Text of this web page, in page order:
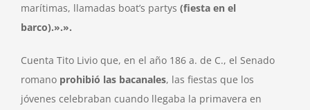
marítimas, llamadas boat’s partys (fiesta en el
barco).».».
Cuenta Tito Livio que, en el año 186 a. de C., el Senado
romano prohibió las bacanales, las fiestas que los
jóvenes celebraban cuando llegaba la primavera en